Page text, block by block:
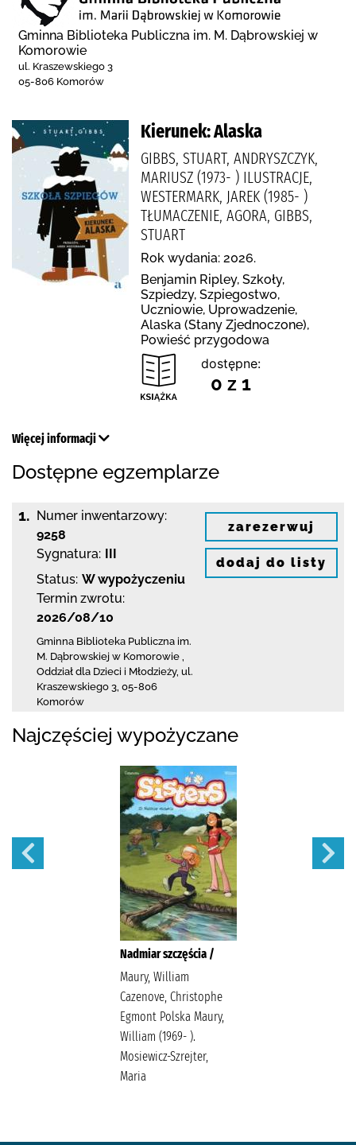
Gminna Biblioteka Publiczna im. M. Dąbrowskiej w
Komorowie
ul. Kraszewskiego 3
05-806 Komorów
Kierunek: Alaska
GIBBS, STUART, ANDRYSZCZYK,
MARIUSZ (1973- ) ILUSTRACJE,
WESTERMARK, JAREK (1985- )
TŁUMACZENIE, AGORA, GIBBS,
STUART
Rok wydania: 2026.
Benjamin Ripley, Szkoły,
Szpiedzy, Szpiegostwo,
Uczniowie, Uprowadzenie,
Alaska (Stany Zjednoczone),
Powieść przygodowa
dostępne:
0 z 1
Więcej informacji
Dostępne egzemplarze
1. Numer inwentarzowy:
9258
Sygnatura: III
Status: W wypożyczeniu
Termin zwrotu:
2026/08/10
Gminna Biblioteka Publiczna im.
M. Dąbrowskiej w Komorowie
Oddział dla Dzieci i Młodzieży, ul.
Kraszewskiego 3 05-806
Komorów
zarezerwuj
dodaj do listy
Najczęściej wypożyczane
Nadmiar szczęścia /
Maury, William
Cazenove, Christophe
Egmont Polska Maury,
William (1969- ).
Mosiewicz-Szrejter,
Maria